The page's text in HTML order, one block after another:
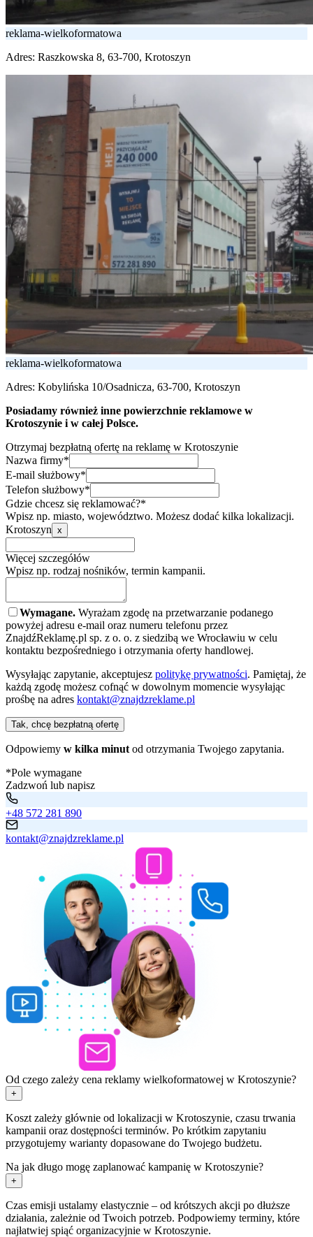
reklama-wielkoformatowa
Adres: Raszkowska 8, 63-700, Krotoszyn
reklama-wielkoformatowa
Adres: Kobylińska 10/Osadnicza, 63-700, Krotoszyn
Posiadamy również inne powierzchnie reklamowe w
Krotoszynie i w całej Polsce.
Otrzymaj bezpłatną ofertę na reklamę w Krotoszynie
Nazwa firmy*
E-mail służbowy*
Telefon służbowy*
Gdzie chcesz się reklamować?*
Wpisz np. miasto, województwo. Możesz dodać kilka lokalizacji.
Krotoszyn x
Więcej szczegółów
Wpisz np. rodzaj nośników, termin kampanii.
Wymagane. Wyrażam zgodę na przetwarzanie podanego
powyżej adresu e-mail oraz numeru telefonu przez
ZnajdźReklamę.pl sp. z o. o. z siedzibą we Wrocławiu w celu
kontaktu bezpośredniego i otrzymania oferty handlowej.
Wysyłając zapytanie, akceptujesz politykę prywatności. Pamiętaj, że
każdą zgodę możesz cofnąć w dowolnym momencie wysyłając
prośbę na adres kontakt@znajdzreklame.pl
Tak, chcę bezpłatną ofertę
Odpowiemy w kilka minut od otrzymania Twojego zapytania.
*Pole wymagane
Zadzwoń lub napisz
+48 572 281 890
kontakt@znajdzreklame.pl
Od czego zależy cena reklamy wielkoformatowej w Krotoszynie?
+
Koszt zależy głównie od lokalizacji w Krotoszynie, czasu trwania
kampanii oraz dostępności terminów. Po krótkim zapytaniu
przygotujemy warianty dopasowane do Twojego budżetu.
Na jak długo mogę zaplanować kampanię w Krotoszynie?
+
Czas emisji ustalamy elastycznie – od krótszych akcji po dłuższe
działania, zależnie od Twoich potrzeb. Podpowiemy terminy, które
najłatwiej spiąć organizacyjnie w Krotoszynie.